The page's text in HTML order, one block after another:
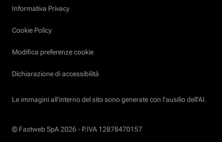
Informativa Privacy
Cookie Policy
Modifica preferenze cookie
Dichiarazione di accessibilità
Le immagini all’interno del sito sono generate con l'ausilio dell'AI.
© Fastweb SpA 2026 - P.IVA 12878470157